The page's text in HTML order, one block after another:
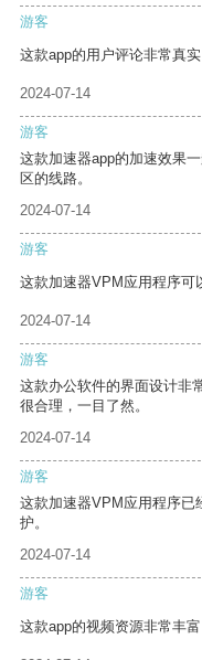
游客
这款app的用户评论非常真
2024-07-14
游客
这款加速器app的加速效果
区的线路。
2024-07-14
游客
这款加速器VPM应用程序可
2024-07-14
游客
这款办公软件的界面设计非
很合理，一目了然。
2024-07-14
游客
这款加速器VPM应用程序已
护。
2024-07-14
游客
这款app的视频资源非常丰